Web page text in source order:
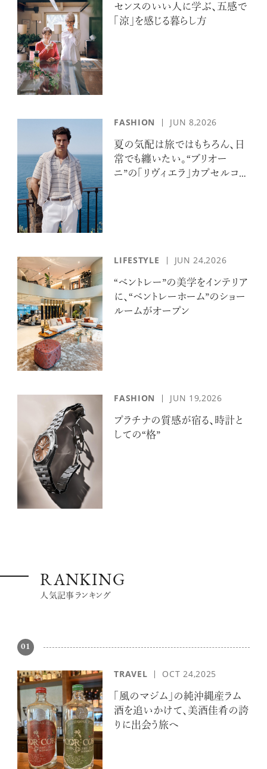
センスのいい人に学ぶ、五感で
「涼」を感じる暮らし方
FASHION JUN 8,2026
夏の気配は旅ではもちろん、日
常でも纏いたい。“ブリオー
ニ”の「リヴィエラ」カプセルコレ
LIFESTYLE JUN 24,2026
“ベントレー”の美学をインテリア
に、“ベントレーホーム”のショー
ルームがオープン
FASHION JUN 19,2026
プラチナの質感が宿る、時計と
しての“格”
RANKING
人気記事ランキング
01
TRAVEL OCT 24,2025
「風のマジム」の純沖縄産ラム
酒を追いかけて、美酒佳肴の誇
りに出会う旅へ